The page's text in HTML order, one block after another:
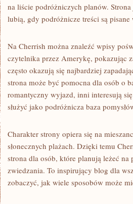
na liście podróżniczych planów.
lubią, gdy podróżnicze treści są
Na Cherrish można znaleźć wpisy
czytelnika przez Amerykę, pokazując
często okazują się najbardziej
strona może być pomocna dla osób o
romantyczny wyjazd, inni interesują
służyć jako podróżnicza baza
Charakter strony opiera się na
słonecznych plażach. Dzięki temu
strona dla osób, które planują leżeć
zwiedzania. To inspirujący blog dla
zobaczyć, jak wiele sposobów może